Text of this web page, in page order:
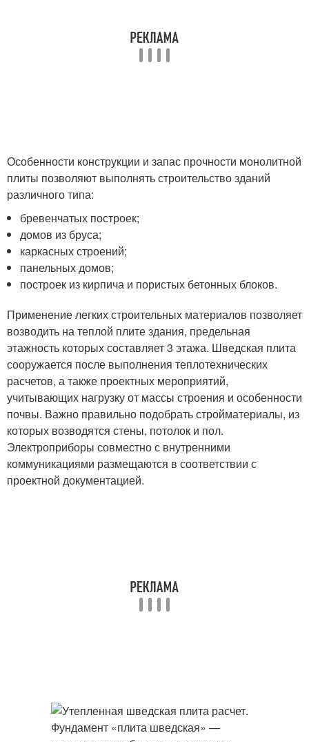
Особенности конструкции и запас прочности монолитной
плиты позволяют выполнять строительство зданий
различного типа:
бревенчатых построек;
домов из бруса;
каркасных строений;
панельных домов;
построек из кирпича и пористых бетонных блоков.
Применение легких строительных материалов позволяет
возводить на теплой плите здания, предельная
этажность которых составляет 3 этажа. Шведская плита
сооружается после выполнения теплотехнических
расчетов, а также проектных мероприятий,
учитывающих нагрузку от массы строения и особенности
почвы. Важно правильно подобрать стройматериалы, из
которых возводятся стены, потолок и пол.
Электроприборы совместно с внутренними
коммуникациями размещаются в соответствии с
проектной документацией.